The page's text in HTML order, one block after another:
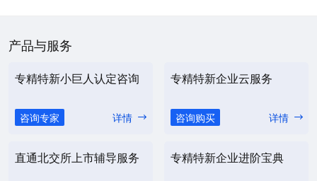
产品与服务
专精特新小巨人认定咨询
咨询专家 详情
专精特新企业云服务
咨询购买 详情
直通北交所上市辅导服务 专精特新企业进阶宝典